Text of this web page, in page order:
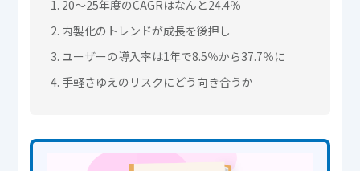
20〜25年度のCAGRはなんと24.4％
内製化のトレンドが成長を後押し
ユーザーの導入率は1年で8.5％から37.7％に
手軽さゆえのリスクにどう向き合うか